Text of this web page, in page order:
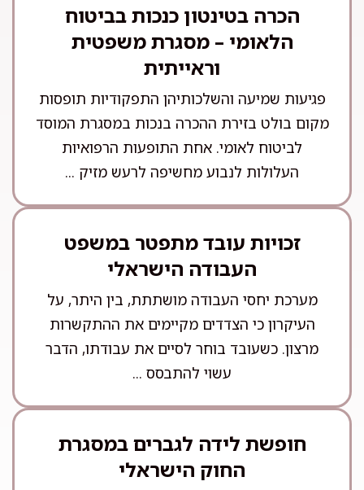
הכרה בטינטון כנכות בביטוח
הלאומי – מסגרת משפטית
וראייתית
פגיעות שמיעה והשלכותיהן התפקודיות תופסות
מקום בולט בזירת ההכרה בנכות במסגרת המוסד
לביטוח לאומי. אחת התופעות הרפואיות
העלולות לנבוע מחשיפה לרעש מזיק ...
זכויות עובד מתפטר במשפט
העבודה הישראלי
מערכת יחסי העבודה מושתתת, בין היתר, על
העיקרון כי הצדדים מקיימים את ההתקשרות
מרצון. כשעובד בוחר לסיים את עבודתו, הדבר
עשוי להתבסס ...
חופשת לידה לגברים במסגרת
החוק הישראלי